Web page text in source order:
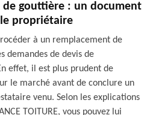
de gouttière : un document
propriétaire
à un remplacement de
demandes de devis de
effet, il est plus prudent de
le marché avant de conclure un
venu. Selon les explications
TOITURE, vous pouvez lui